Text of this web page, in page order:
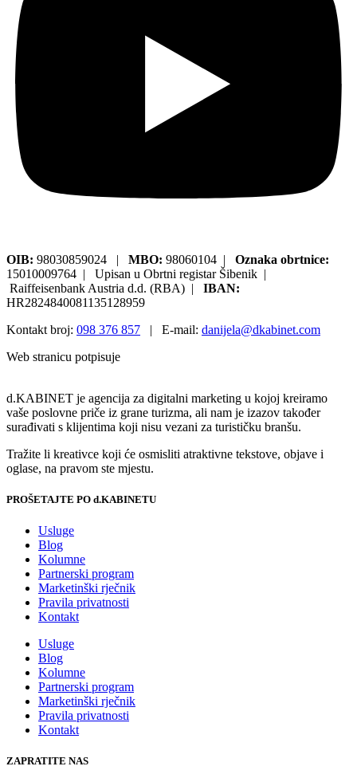
OIB: 98030859024 | MBO: 98060104 | Oznaka obrtnice:
15010009764 | Upisan u Obrtni registar Šibenik |
Raiffeisenbank Austria d.d. (RBA) |
IBAN:
HR2824840081135128959
Kontakt broj: 098 376 857 | E-mail: danijela@dkabinet.com
Web stranicu potpisuje
d.KABINET je agencija za digitalni marketing u kojoj kreiramo
vaše poslovne priče iz grane turizma, ali nam je izazov također
surađivati s klijentima koji nisu vezani za turističku branšu.
Tražite li kreativce koji će osmisliti atraktivne tekstove, objave i
oglase, na pravom ste mjestu.
PROŠETAJTE PO d.KABINETU
Usluge
Blog
Kolumne
Partnerski program
Marketinški rječnik
Pravila privatnosti
Kontakt
Usluge
Blog
Kolumne
Partnerski program
Marketinški rječnik
Pravila privatnosti
Kontakt
ZAPRATITE NAS